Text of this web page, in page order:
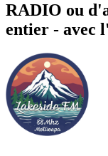
RADIO ou
entier - avec